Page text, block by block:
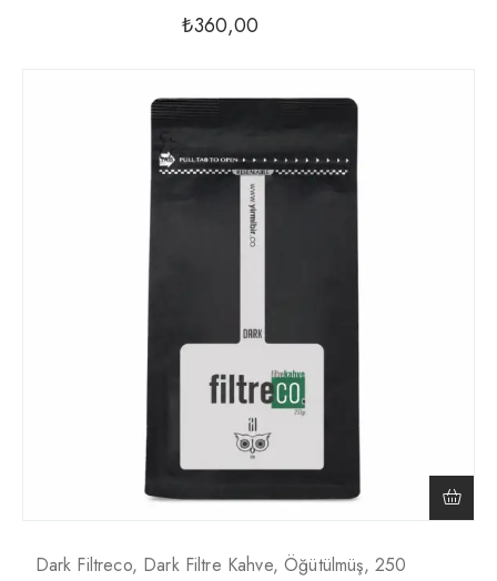
₺360,00
Dark Filtreco, Dark Filtre Kahve, Öğütülmüş, 250